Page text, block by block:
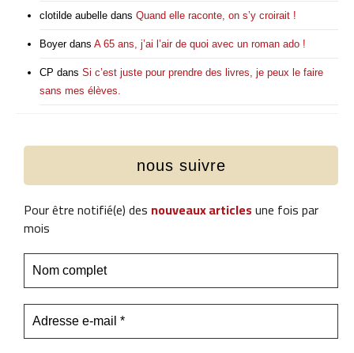
clotilde aubelle dans Quand elle raconte, on s’y croirait !
Boyerdans A 65 ans, j’ai l’air de quoi avec un roman ado !
CP dans Si c’est juste pour prendre des livres, je peux le faire
sans mes élèves.
nous suivre
Pour être notifié(e) des nouveaux articlesune fois par
mois